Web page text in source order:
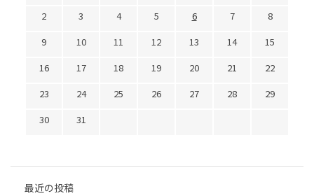
2 3 4 5 6 7
8
9
10 11 12 13 14
15
16
17 18 19 20 21
22
23
24 25 26 27 28
29
30
31
最近の投稿